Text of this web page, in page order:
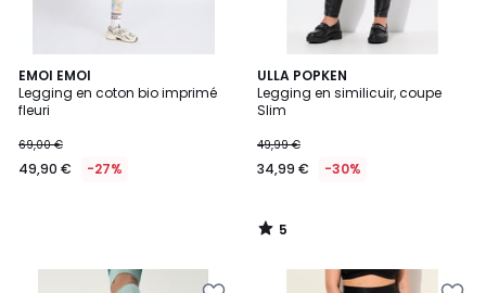
EMOI EMOI
Legging en coton bio imprimé
fleuri
69,00 €
49,90 € -27%
ULLA POPKEN
Legging en similicuir, coupe
Slim
49,99 €
34,99 € -30%
5
/
5
5
/